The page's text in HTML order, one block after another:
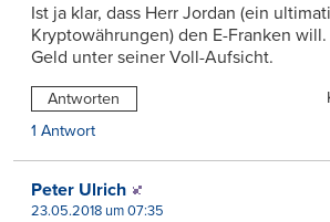
Ist ja klar, dass Herr Jordan (ein
Kryptowährungen) den E-Franken
Geld unter seiner Voll-Aufsicht.
Antworten
1 Antwort
Peter Ulrich
23.05.2018 um 07:35